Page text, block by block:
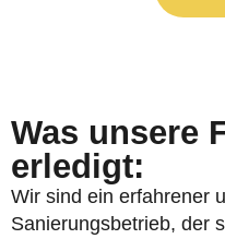
Was unsere
erledigt:
Wir sind ein erfahrener
Sanierungsbetrieb, der